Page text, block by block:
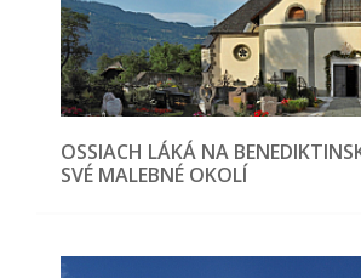
OSSIACH LÁKÁ NA
SVÉ MALEBNÉ OKOLÍ